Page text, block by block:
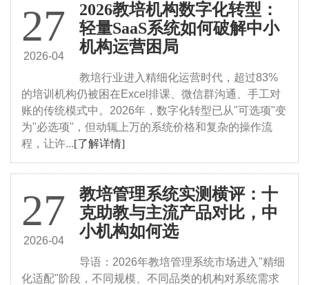
27
2026-04
2026教培机构数字化转型：
轻量SaaS系统如何破解中小
机构运营困局
教培行业进入精细化运营时代，超过83%
的培训机构仍被困在Excel排课、微信群沟通、手工对
账的传统模式中。2026年，数字化转型已从"可选项"变
为"必选项"，但动辄上万的系统价格和复杂的操作流
程，让许...[了解详情]
27
2026-04
教培管理系统实测横评：十
克助教与主流产品对比，中
小机构如何选
导语：2026年教培管理系统市场进入"精细
化适配"阶段，不同规模、不同品类的机构对系统需求